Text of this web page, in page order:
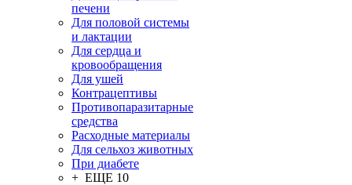
печени
Для половой системы
и лактации
Для сердца и
кровообращения
Для ушей
Контрацептивы
Противопаразитарные
средства
Расходные материалы
Для сельхоз животных
При диабете
+ ЕЩЕ 10